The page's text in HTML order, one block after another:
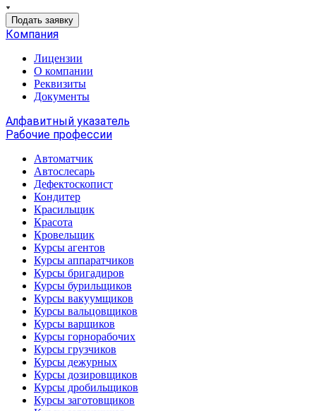
Подать заявку
Компания
Лицензии
О компании
Реквизиты
Документы
Алфавитный указатель
Рабочие профессии
Автоматчик
Автослесарь
Дефектоскопист
Кондитер
Красильщик
Красота
Кровельщик
Курсы агентов
Курсы аппаратчиков
Курсы бригадиров
Курсы бурильщиков
Курсы вакуумщиков
Курсы вальцовщиков
Курсы варщиков
Курсы горнорабочих
Курсы грузчиков
Курсы дежурных
Курсы дозировщиков
Курсы дробильщиков
Курсы заготовщиков